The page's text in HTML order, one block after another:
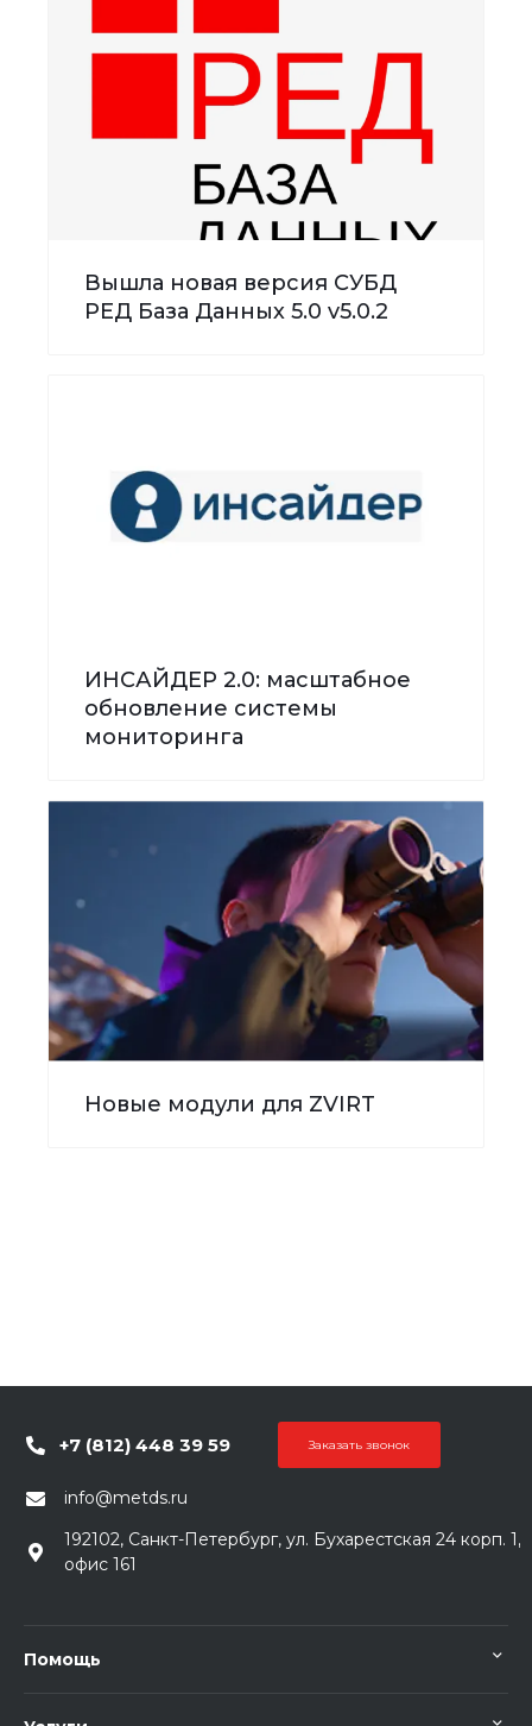
Вышла новая версия СУБД
РЕД База Данных 5.0 v5.0.2
ИНСАЙДЕР 2.0: масштабное
обновление системы
мониторинга
Новые модули для ZVIRT
+7 (812) 448 39 59 Заказать звонок
info@metds.ru
192102, Санкт-Петербург, ул. Бухарестская 24 корп. 1,
офис 161
Помощь